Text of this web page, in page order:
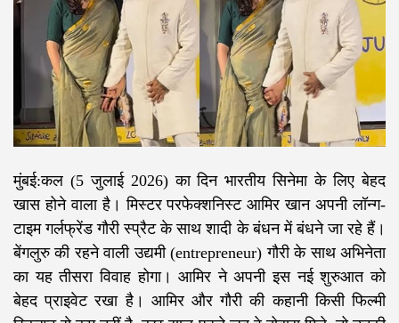
मुंबई:कल (5 जुलाई 2026) का दिन भारतीय सिनेमा के लिए बेहद
खास होने वाला है। मिस्टर परफेक्शनिस्ट आमिर खान अपनी लॉन्ग-
टाइम गर्लफ्रेंड गौरी स्प्रैट के साथ शादी के बंधन में बंधने जा रहे हैं।
बेंगलुरु की रहने वाली उद्यमी (entrepreneur) गौरी के साथ अभिनेता
का यह तीसरा विवाह होगा। आमिर ने अपनी इस नई शुरुआत को
बेहद प्राइवेट रखा है। आमिर और गौरी की कहानी किसी फिल्मी